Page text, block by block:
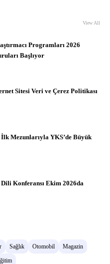
View All
Programları 2026
Başlıyor
Sitesi Veri ve Çerez Politikası
Mezunlarıyla YKS’de Büyük
Konferansı Ekim 2026da
Sağlık Otomobil
Magazin